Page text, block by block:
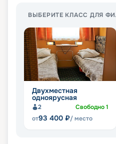
ВЫБЕРИТЕ КЛАСС ДЛЯ
Двухместная
одноярусная
2 Свободно1
от93 400 ₽/ место